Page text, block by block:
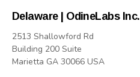
Delaware | OdineLabs Inc.
2513 Shallowford Rd
Building 200 Suite
Marietta GA 30066 USA